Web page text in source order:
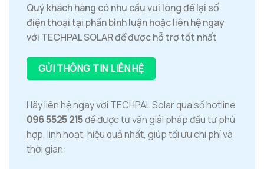
Quý khách hàng có nhu cầu vui lòng để lại số
điện thoại tại phần bình luận hoặc liên hệ ngay
với TECHPAL SOLAR để được hỗ trợ tốt nhất
GỬI THÔNG TIN LIÊN HỆ
Hãy liên hệ ngay với TECHPAL Solar qua số hotline
096 5525 215để được tư vấn giải pháp đầu tư phù
hợp, linh hoạt, hiệu quả nhất, giúp tối ưu chi phí và
thời gian: